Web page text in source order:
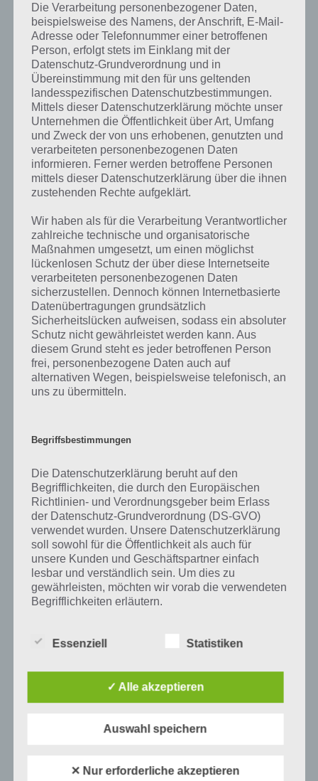
Du findest Lösungen auch ohne unsere Hilfe, indem du in der App
Münzen einsetzt. Da diese jedoch begrenzt sind, hast du hier stets
die Möglichkeit alle Antworten zu finden!
Die obige Lösung stimmt leider nicht mehr?
Wenn die Lösung, die wir dir oben Gegenstand im Wohnzimmer
vorgestellt haben, nicht mehr aktuell sein sollte oder ein Wort in der
Lösung von 94 Prozent fehlt, so teile uns die korrekten Lösungen
einfach in den Kommentaren mit. Nur so können wir stets die
der App geben. Da die Entwickler die Lösungen immer mal wieder
verändern.
Darum geht es bei 94%
Was ist 94%? In der App 94% musst du auf Basis eines Bildes oder
einer Aussage die Antworten herausfinden, die von anderen Spielern
am häufigsten genannt worden sind. Nur so kannst du das nächste
Level freischalten. Zusammenaddiert ergeben alle Antworten 94
Prozent, wovon die App ihren Namen hat. Entsprechend ist 94
Prozent ein Wort und Rätsel-Spiel. Bereits über 10 Millionen mal
wurde die App mittlerweile heruntergeladen und gehört mit zu den
Auf WhatsApp teilen Teilen auf Facebook
Tweet auf Twitter
Mehr Artikel hier auf Touchportal
Die Verarbeitung personenbezogener Daten,
beispielsweise des Namens, der Anschrift, E-Mail-
Adresse oder Telefonnummer einer betroffenen
Person, erfolgt stets im Einklang mit der
Datenschutz-Grundverordnung und in
Übereinstimmung mit den für uns geltenden
landesspezifischen Datenschutzbestimmungen.
Mittels dieser Datenschutzerklärung möchte unser
Unternehmen die Öffentlichkeit über Art, Umfang
und Zweck der von uns erhobenen, genutzten und
verarbeiteten personenbezogenen Daten
informieren. Ferner werden betroffene Personen
mittels dieser Datenschutzerklärung über die ihnen
zustehenden Rechte aufgeklärt.
Wir haben als für die Verarbeitung Verantwortlicher
zahlreiche technische und organisatorische
Maßnahmen umgesetzt, um einen möglichst
lückenlosen Schutz der über diese Internetseite
verarbeiteten personenbezogenen Daten
sicherzustellen. Dennoch können Internetbasierte
Datenübertragungen grundsätzlich
Sicherheitslücken aufweisen, sodass ein absoluter
Schutz nicht gewährleistet werden kann. Aus
diesem Grund steht es jeder betroffenen Person
frei, personenbezogene Daten auch auf
alternativen Wegen, beispielsweise telefonisch, an
uns zu übermitteln.
Begriffsbestimmungen
Die Datenschutzerklärung beruht auf den
Begrifflichkeiten, die durch den Europäischen
Richtlinien- und Verordnungsgeber beim Erlass
der Datenschutz-Grundverordnung (DS-GVO)
verwendet wurden. Unsere Datenschutzerklärung
soll sowohl für die Öffentlichkeit als auch für
unsere Kunden und Geschäftspartner einfach
lesbar und verständlich sein. Um dies zu
gewährleisten, möchten wir vorab die verwendeten
Begrifflichkeiten erläutern.
unter anderem die folgenden Begriffe:
a) personenbezogene Daten
Personenbezogene Daten sind alle
Folgenden „betroffene Person") beziehen.
Essenziell Statistiken
✓ Alle akzeptieren
Auswahl speichern
✕ Nur erforderliche akzeptieren